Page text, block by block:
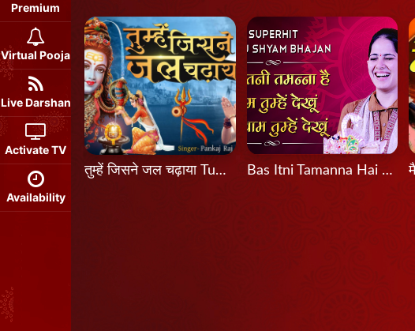
Premium
Virtual Pooja
Live Darshan
Activate TV
Availability
तुम्हें जिसने जल चढ़ाया Tumhein Jisne Jal Chadhaya Bas Itni Tamanna Hai - Jaya Kishori